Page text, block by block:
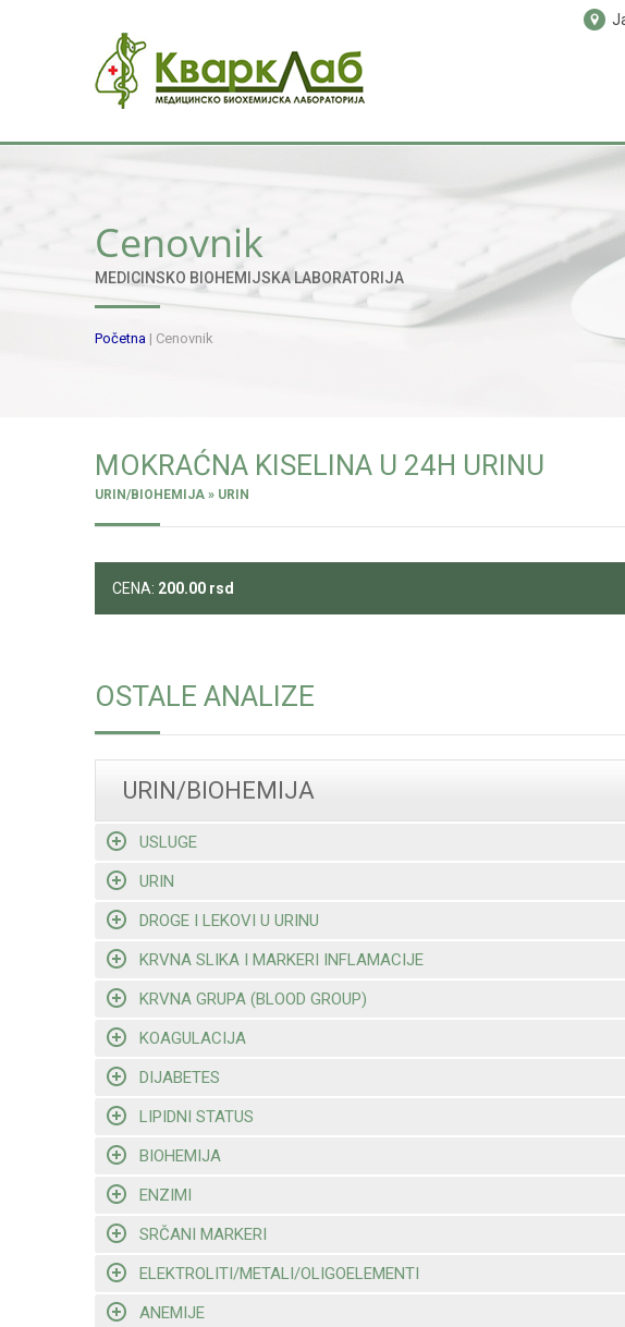
Cenovnik
MEDICINSKO BIOHEMIJSKA LABORATORIJA
Početna | Cenovnik
MOKRAĆNA KISELINA U 24H URINU
URIN/BIOHEMIJA » URIN
CENA: 200.00 rsd
OSTALE ANALIZE
URIN/BIOHEMIJA
USLUGE
URIN
DROGE I LEKOVI U URINU
KRVNA SLIKA I MARKERI INFLAMACIJE
KRVNA GRUPA (BLOOD GROUP)
KOAGULACIJA
DIJABETES
LIPIDNI STATUS
BIOHEMIJA
ENZIMI
SRČANI MARKERI
ELEKTROLITI/METALI/OLIGOELEMENTI
ANEMIJE